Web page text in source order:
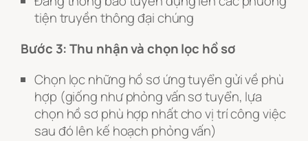
tiện truyền thông đại chúng
Bước 3: Thu nhận và chọn lọc hồ sơ
Chọn lọc những hồ sơ ứng tuyển gửi về phù
hợp (giống như phỏng vấn sơ tuyển, lựa
chọn hồ sơ phù hợp nhất cho vị trí công việc
sau đó lên kế hoạch phỏng vấn)